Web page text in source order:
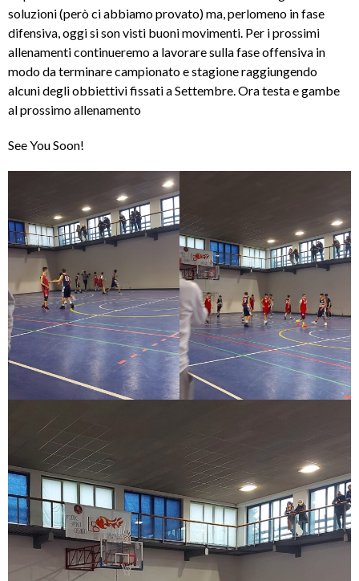
soluzioni (però ci abbiamo provato) ma, perlomeno in fase
difensiva, oggi si son visti buoni movimenti. Per i prossimi
allenamenti continueremo a lavorare sulla fase offensiva in
modo da terminare campionato e stagione raggiungendo
alcuni degli obbiettivi fissati a Settembre. Ora testa e gambe
al prossimo allenamento
See You Soon!